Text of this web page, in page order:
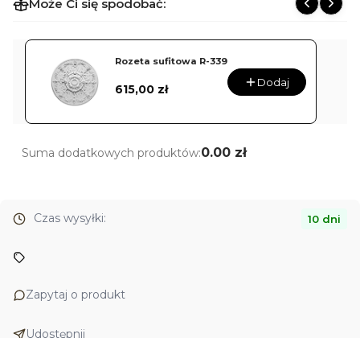
Może Ci się spodobać:
Rozeta sufitowa R-339
Cena
615,00 zł Dodaj
Suma dodatkowych produktów:0.00 zł
Czas wysyłki: 10 dni
Zapytaj o produkt
Udostępnij